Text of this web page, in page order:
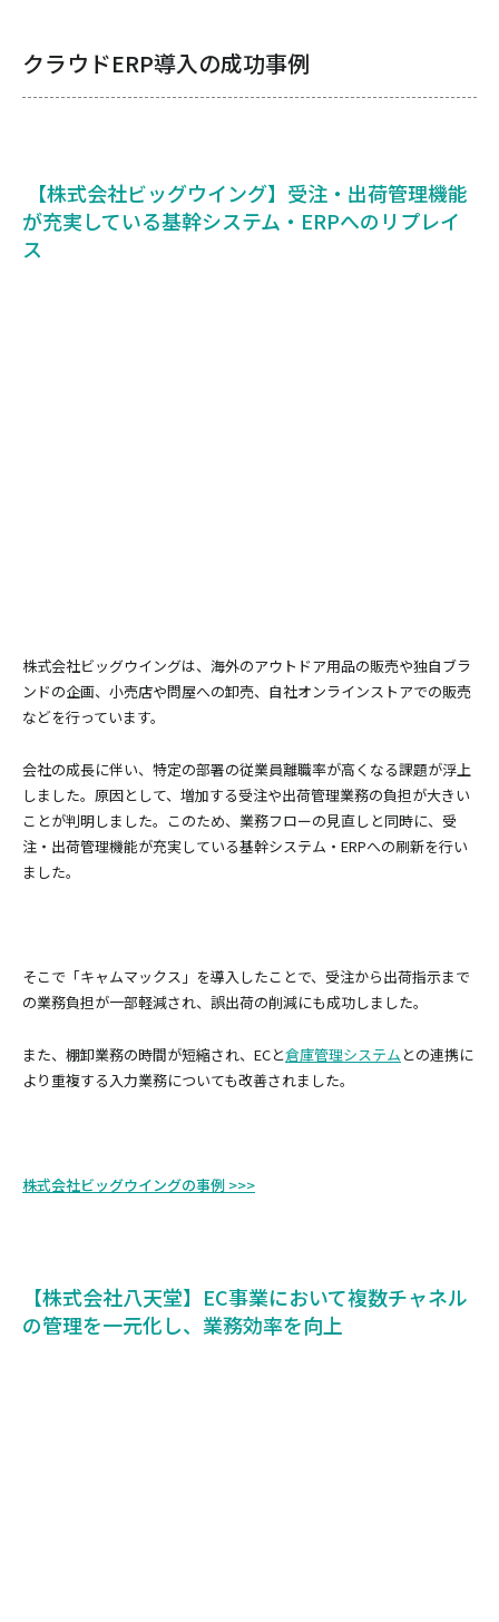
クラウドERP導入の成功事例
【株式会社ビッグウイング】受注・出荷管理機能
が充実している基幹システム・ERPへのリプレイ
ス
株式会社ビッグウイングは、海外のアウトドア用品の販売や独自ブラ
ンドの企画、小売店や問屋への卸売、自社オンラインストアでの販売
などを行っています。
会社の成長に伴い、特定の部署の従業員離職率が高くなる課題が浮上
しました。原因として、増加する受注や出荷管理業務の負担が大きい
ことが判明しました。このため、業務フローの見直しと同時に、受
注・出荷管理機能が充実している基幹システム・ERPへの刷新を行い
ました。
そこで「キャムマックス」を導入したことで、受注から出荷指示まで
の業務負担が一部軽減され、誤出荷の削減にも成功しました。
また、棚卸業務の時間が短縮され、ECと倉庫管理システム との連携に
より重複する入力業務についても改善されました。
株式会社ビッグウイングの事例 >>>
【株式会社八天堂】EC事業において複数チャネル
の管理を一元化し、業務効率を向上